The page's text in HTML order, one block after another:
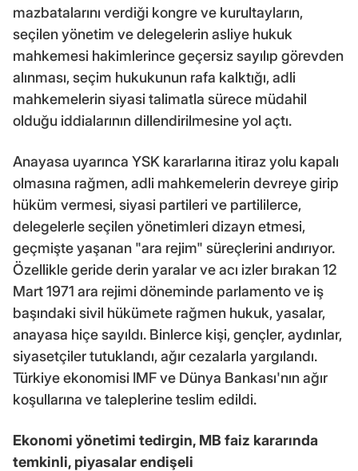
mazbatalarını verdiği kongre ve kurultayların,
seçilen yönetim ve delegelerin asliye hukuk
mahkemesi hakimlerince geçersiz sayılıp görevden
alınması, seçim hukukunun rafa kalktığı, adli
mahkemelerin siyasi talimatla sürece müdahil
olduğu iddialarının dillendirilmesine yol açtı.
Anayasa uyarınca YSK kararlarına itiraz yolu kapalı
olmasına rağmen, adli mahkemelerin devreye girip
hüküm vermesi, siyasi partileri ve partililerce,
delegelerle seçilen yönetimleri dizayn etmesi,
geçmişte yaşanan "ara rejim" süreçlerini andırıyor.
Özellikle geride derin yaralar ve acı izler bırakan 12
Mart 1971 ara rejimi döneminde parlamento ve iş
başındaki sivil hükümete rağmen hukuk, yasalar,
anayasa hiçe sayıldı. Binlerce kişi, gençler, aydınlar,
siyasetçiler tutuklandı, ağır cezalarla yargılandı.
Türkiye ekonomisi IMF ve Dünya Bankası'nın ağır
koşullarına ve taleplerine teslim edildi.
Ekonomi yönetimi tedirgin, MB faiz kararında
temkinli, piyasalar endişeli